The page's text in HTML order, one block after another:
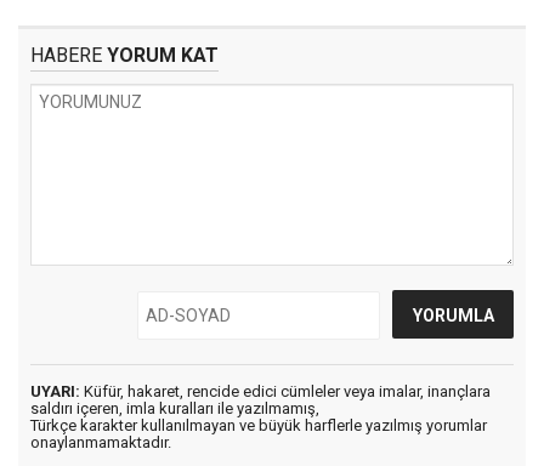
HABERE YORUM KAT
UYARI: Küfür, hakaret, rencide edici cümleler veya imalar, inançlara
saldırı içeren, imla kuralları ile yazılmamış,
Türkçe karakter kullanılmayan ve büyük harflerle yazılmış yorumlar
onaylanmamaktadır.